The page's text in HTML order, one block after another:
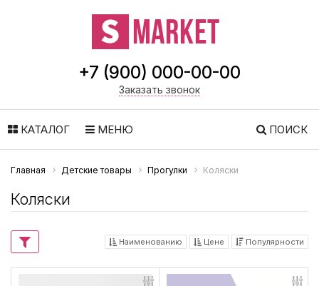
+7 (900) 000-00-00
Заказать звонок
КАТАЛОГ МЕНЮ ПОИСК
Главная Детские товары Прогулки Коляски
Коляски
Наименованию Цене Популярности